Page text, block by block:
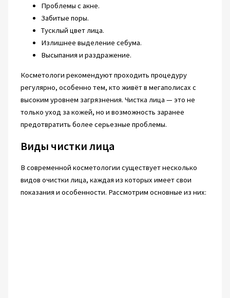
Проблемы с акне.
Забитые поры.
Тусклый цвет лица.
Излишнее выделение себума.
Высыпания и раздражение.
Косметологи рекомендуют проходить процедуру
регулярно, особенно тем, кто живёт в мегаполисах с
высоким уровнем загрязнения. Чистка лица — это не
только уход за кожей, но и возможность заранее
предотвратить более серьезные проблемы.
Виды чистки лица
В современной косметологии существует несколько
видов очистки лица, каждая из которых имеет свои
показания и особенности. Рассмотрим основные из них: